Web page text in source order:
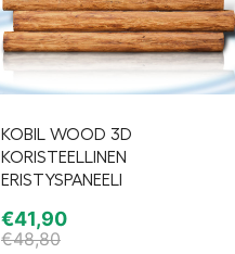
KOBIL WOOD 3D
KORISTEELLINEN
ERISTYSPANEELI
€41,90
€48,80